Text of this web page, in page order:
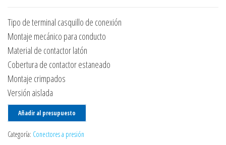
Tipo de terminal casquillo de conexión
Montaje mecánico para conducto
Material de contactor latón
Cobertura de contactor estaneado
Montaje crimpados
Versión aislada
Añadir al presupuesto
Categoría: Conectores a presión